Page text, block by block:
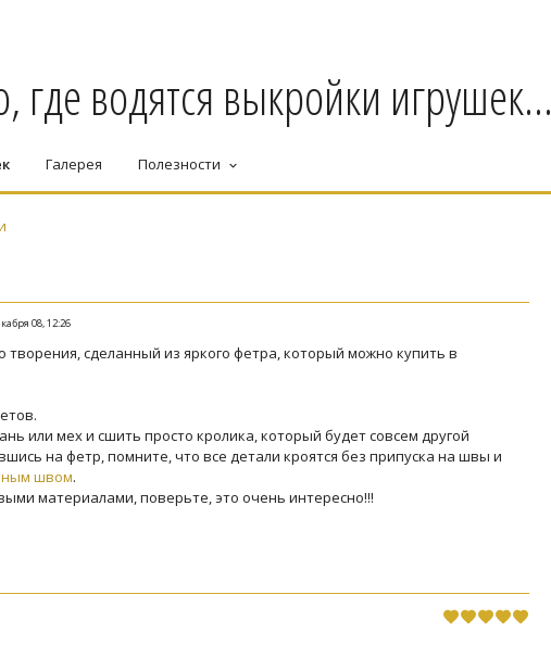
где водятся выкройки игрушек...
Галерея Полезности keyboard_arrow_down
08, 12:26
сделанный из яркого фетра, который можно купить в
или мех и сшить просто кролика, который будет совсем другой
на фетр, помните, что все детали кроятся без припуска на швы и
швом.
материалами, поверьте, это очень интересно!!!